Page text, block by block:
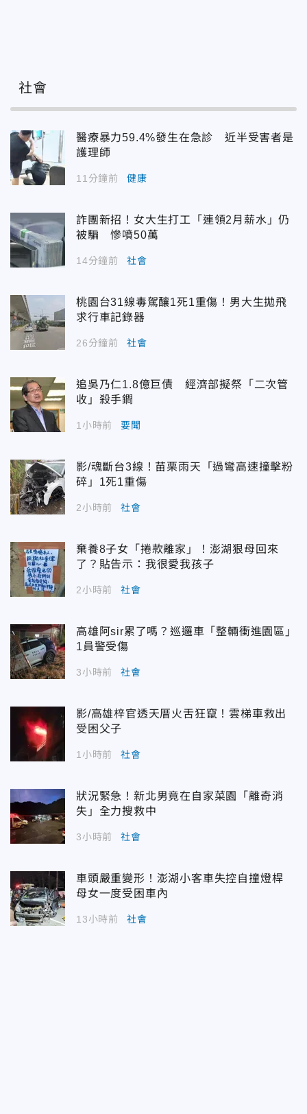
社會
醫療暴力59.4%發生在急診 近半受害者是
護理師
11分鐘前 健康
詐團新招！女大生打工「連領2月薪水」仍
被騙 慘噴50萬
14分鐘前 社會
桃園台31線毒駕釀1死1重傷！男大生拋飛
求行車記錄器
26分鐘前 社會
追吳乃仁1.8億巨債 經濟部擬祭「二次管
收」殺手鐧
1小時前 要聞
影/魂斷台3線！苗栗雨天「過彎高速撞擊粉
碎」1死1重傷
2小時前 社會
棄養8子女「捲款離家」！澎湖狠母回來
了？貼告示：我很愛我孩子
2小時前 社會
高雄阿sir累了嗎？巡邏車「整輛衝進園區」
1員警受傷
3小時前 社會
影/高雄梓官透天厝火舌狂竄！雲梯車救出
受困父子
1小時前 社會
狀況緊急！新北男竟在自家菜園「離奇消
失」全力搜救中
3小時前 社會
車頭嚴重變形！澎湖小客車失控自撞燈桿
母女一度受困車內
13小時前 社會